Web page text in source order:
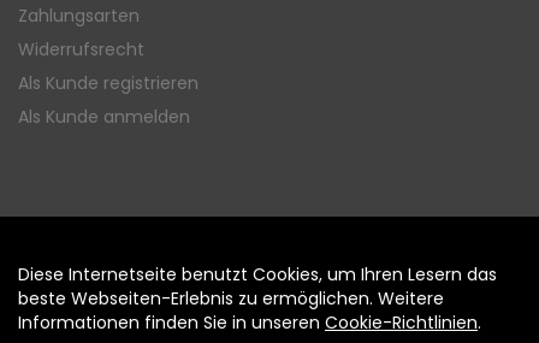
Zahlungsarten
Widerrufsrecht
Als Kunde registrieren
Als Kunde anmelden
Diese Internetseite benutzt Cookies, um Ihren Lesern das
beste Webseiten-Erlebnis zu ermöglichen. Weitere
Informationen finden Sie in unseren Cookie-Richtlinien.
Auftrag widerrufen